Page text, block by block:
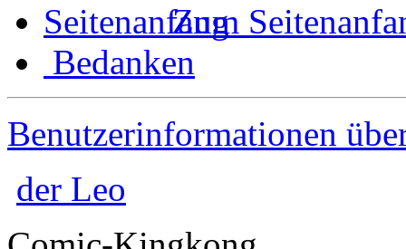
Zum
Bedanken
Benutzerinformationen
der Leo